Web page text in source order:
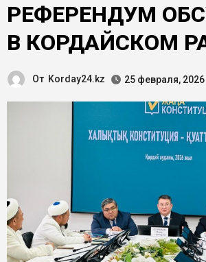
РЕФЕРЕНДУМ
В КОРДАЙСКОМ
От Korday24.kz 25 февраля, 2026